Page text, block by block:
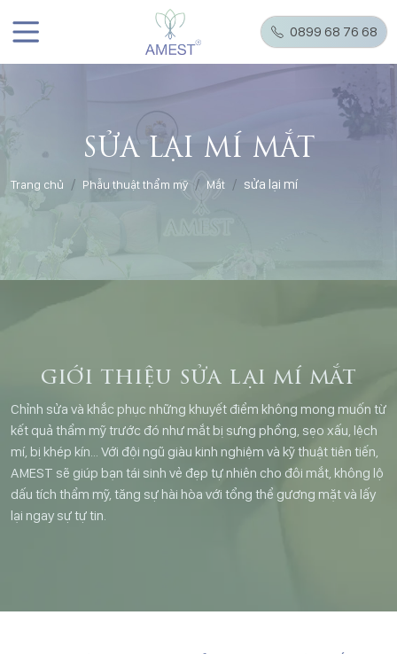
0899 68 76 68
SỬA LẠI MÍ MẮT
Trang chủ Phẫu thuật thẩm mỹ Mắt sửa lại mí
giới thiệu sửa lại mí mắt
Chỉnh sửa và khắc phục những khuyết điểm không mong muốn từ
kết quả thẩm mỹ trước đó như mắt bị sưng phồng, sẹo xấu, lệch
mí, bị khép kín… Với đội ngũ giàu kinh nghiệm và kỹ thuật tiên tiến,
AMEST sẽ giúp bạn tái sinh vẻ đẹp tự nhiên cho đôi mắt, không lộ
dấu tích thẩm mỹ, tăng sự hài hòa với tổng thể gương mặt và lấy
lại ngay sự tự tin.